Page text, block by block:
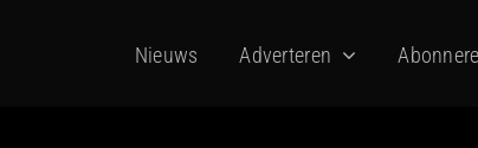
Nieuws Adverteren